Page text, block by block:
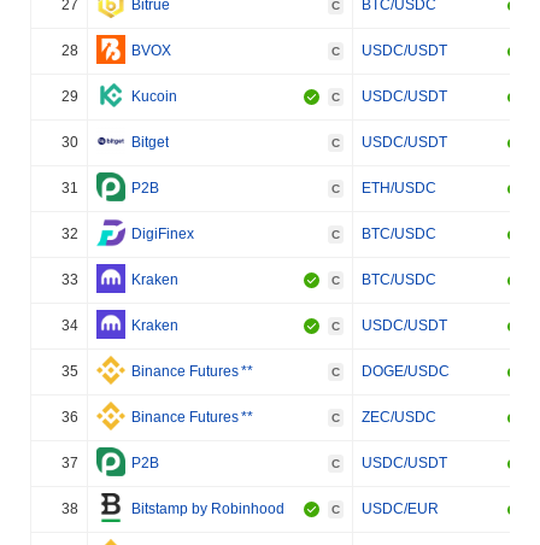
27 Bitrue C BTC/USDC
28 BVOX C USDC/USDT
29 Kucoin C USDC/USDT
30 Bitget C USDC/USDT
31 P2B C ETH/USDC
32 DigiFinex C BTC/USDC
33 Kraken C BTC/USDC
34 Kraken C USDC/USDT
35 Binance Futures** C DOGE/USDC
36 Binance Futures** C ZEC/USDC
37 P2B C USDC/USDT
38 Bitstamp by Robinhood C USDC/EUR